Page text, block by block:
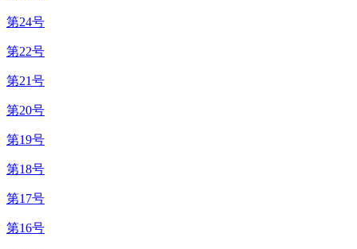
第24号
第22号
第21号
第20号
第19号
第18号
第17号
第16号